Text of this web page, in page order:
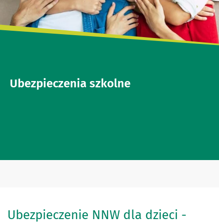
Ubezpieczenia szkolne
Ubezpieczenie NNW dla dzieci -